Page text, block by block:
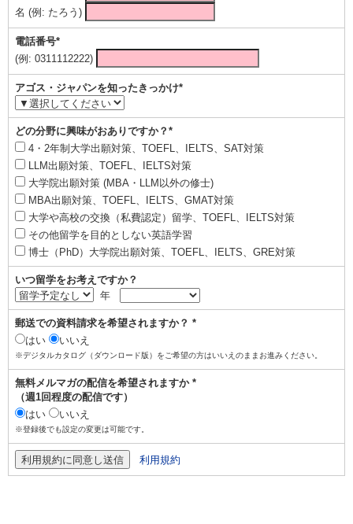
名 (例: たろう)
電話番号*
(例: 0311112222)
アゴス・ジャパンを知ったきっかけ*
どの分野に興味がおありですか？*
4・2年制大学出願対策、TOEFL、IELTS、SAT対策
LLM出願対策、TOEFL、IELTS対策
大学院出願対策 (MBA・LLM以外の修士)
MBA出願対策、TOEFL、IELTS、GMAT対策
大学や高校の交換（私費認定）留学、TOEFL、IELTS対策
その他留学を目的としない英語学習
博士（PhD）大学院出願対策、TOEFL、IELTS、GRE対策
いつ留学をお考えですか？
年
郵送での資料請求を希望されますか？ *
はい
いいえ
※デジタルカタログ（ダウンロード版）をご希望の方はいいえのままお進みください。
無料メルマガの配信を希望されますか *
（週1回程度の配信です）
はい
いいえ
※登録後でも設定の変更は可能です。
利用規約